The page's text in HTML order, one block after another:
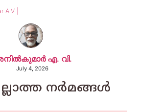
A.V |
എ. വി.
July 4, 2026
നർമങ്ങൾ